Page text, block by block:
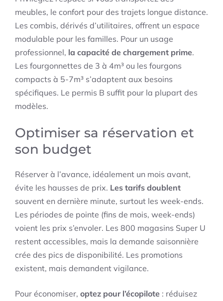
meubles, le confort pour des trajets longue distance.
Les combis, dérivés d’utilitaires, offrent un espace
modulable pour les familles. Pour un usage
professionnel, la capacité de chargement prime.
Les fourgonnettes de 3 à 4m³ ou les fourgons
compacts à 5-7m³ s’adaptent aux besoins
spécifiques. Le permis B suffit pour la plupart des
modèles.
Optimiser sa réservation et
son budget
Réserver à l’avance, idéalement un mois avant,
évite les hausses de prix. Les tarifs doublent
souvent en dernière minute, surtout les week-ends.
Les périodes de pointe (fins de mois, week-ends)
voient les prix s’envoler. Les 800 magasins Super U
restent accessibles, mais la demande saisonnière
crée des pics de disponibilité. Les promotions
existent, mais demandent vigilance.
Pour économiser, optez pour l’écopilote : réduisez